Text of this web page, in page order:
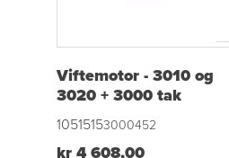
Viftemotor - 3010 og
3020 + 3000 tak
10515153000452
kr 4 608,00